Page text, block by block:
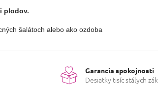
plodov.
šalátoch alebo ako ozdoba
Garancia spokojnosti
Desiatky tisíc stálych